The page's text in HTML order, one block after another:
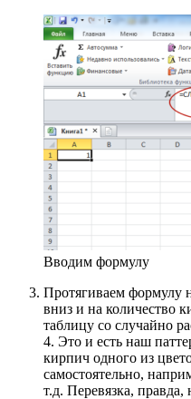
Вводим формулу
Протягиваем формулу
вниз и на количество
таблицу со случайно
4. Это и есть наш
кирпич одного из
самостоятельно,
т.д. Перевязка,